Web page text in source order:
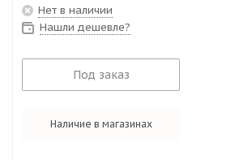
Нет в наличии
Нашли дешевле?
Под заказ
Наличие в магазинах